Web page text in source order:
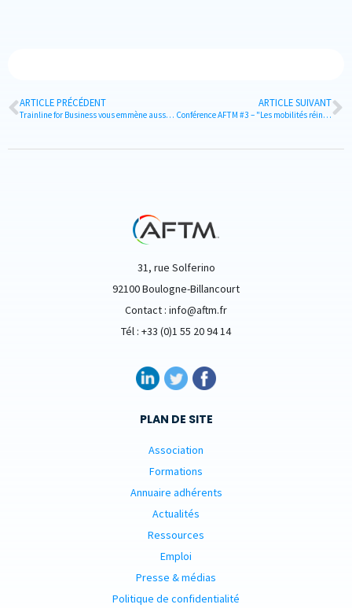
ARTICLE PRÉCÉDENT
Trainline for Business vous emmène aussi à l'aéroport
ARTICLE SUIVANT
Conférence AFTM #3 – "Les mobilités réinventées"
31, rue Solferino
92100 Boulogne-Billancourt
Contact : info@aftm.fr
Tél : +33 (0)1 55 20 94 14
PLAN DE SITE
Association
Formations
Annuaire adhérents
Actualités
Ressources
Emploi
Presse & médias
Politique de confidentialité